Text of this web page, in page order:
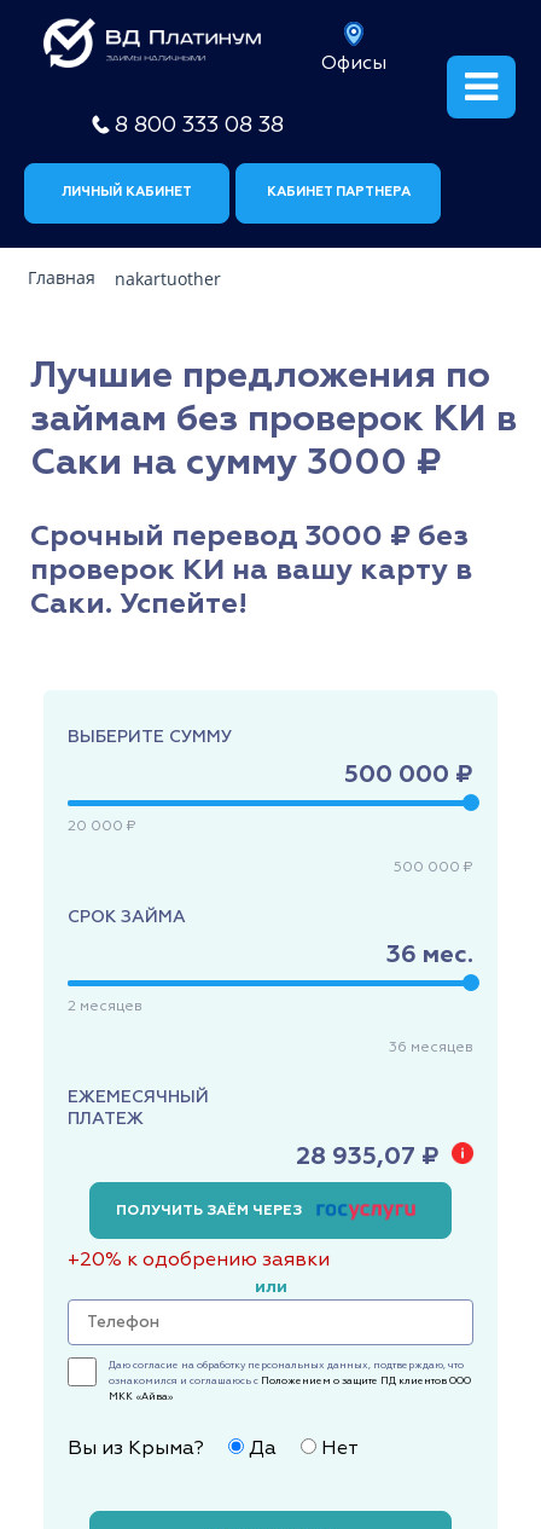
Офисы
8 800 333 08 38
ЛИЧНЫЙ КАБИНЕТ КАБИНЕТ ПАРТНЕРА
Главная nakartuother
Лучшие предложения по
займам без проверок КИ в
Саки на сумму 3000 ₽
Срочный перевод 3000 ₽ без
проверок КИ на вашу карту в
Саки. Успейте!
ВЫБЕРИТЕ СУММУ
500 000 ₽
20 000 ₽
500 000 ₽
СРОК ЗАЙМА
36 мес.
2 месяцев
36 месяцев
ЕЖЕМЕСЯЧНЫЙ
ПЛАТЕЖ
28 935,07 ₽
ПОЛУЧИТЬ ЗАЁМ ЧЕРЕЗ
+20% к одобрению заявки
или
Даю согласие на обработку персональных данных, подтверждаю, что
ознакомился и соглашаюсь с Положением о защите ПД клиентов ООО
МКК «Айва»
Вы из Крыма? Да Нет